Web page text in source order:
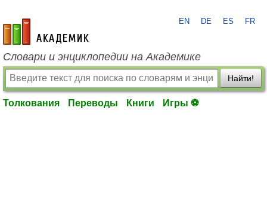
academic.ru
EN DE ES FR
Словари и энциклопедии на Академике
Найти!
Толкования Переводы Книги Игры ⚽